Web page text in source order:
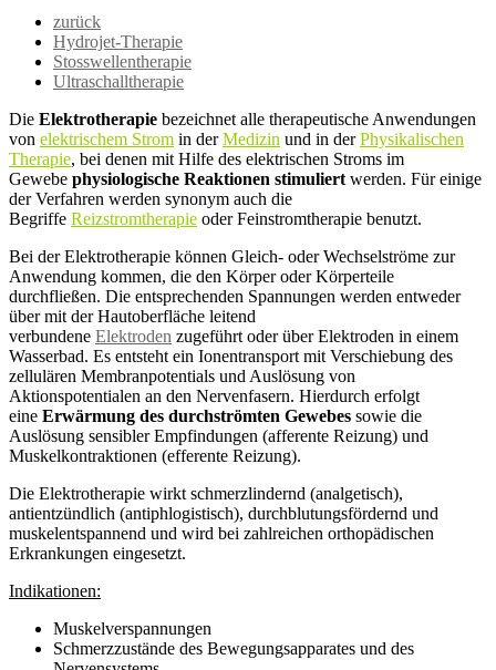
zurück
Hydrojet-Therapie
Stosswellentherapie
Ultraschalltherapie
Die Elektrotherapie bezeichnet alle therapeutische Anwendungen
von elektrischem Strom in derMedizin und in derPhysikalischen
Therapie, bei denen mit Hilfe des elektrischen Stroms im
Gewebe physiologische Reaktionen stimuliertwerden. Für einige
der Verfahren werden synonym auch die
Begriffe Reizstromtherapie oder Feinstromtherapie benutzt.
Bei der Elektrotherapie können Gleich- oder Wechselströme zur
Anwendung kommen, die den Körper oder Körperteile
durchfließen. Die entsprechenden Spannungen werden entweder
über mit der Hautoberfläche leitend
verbundene Elektroden zugeführt oder über Elektroden in einem
Wasserbad. Es entsteht ein Ionentransport mit Verschiebung des
zellulären Membranpotentials und Auslösung von
Aktionspotentialen an den Nervenfasern. Hierdurch erfolgt
eine Erwärmung des durchströmten Gewebes sowie die
Auslösung sensibler Empfindungen (afferente Reizung) und
Muskelkontraktionen (efferente Reizung).
Die Elektrotherapie wirkt schmerzlindernd (analgetisch),
antientzündlich (antiphlogistisch), durchblutungsfördernd und
muskelentspannend und wird bei zahlreichen orthopädischen
Erkrankungen eingesetzt.
Indikationen:
Muskelverspannungen
Schmerzzustände des Bewegungsapparates und des